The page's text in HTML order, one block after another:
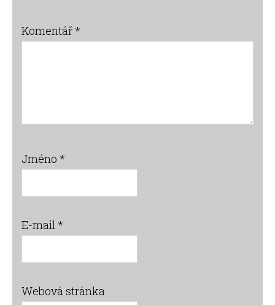
Komentář*
Jméno *
E-mail*
Webová stránka